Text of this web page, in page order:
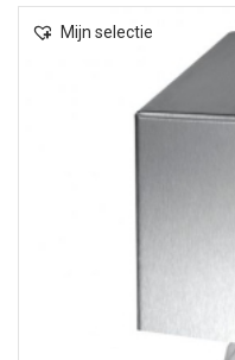
Mijn selectie